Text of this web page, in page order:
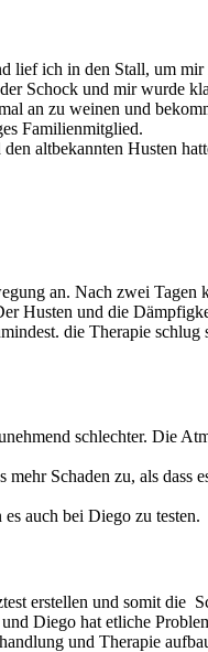
ich in den Stall, um
Schock und mir wurde
an zu weinen und
Familienmitglied.
altbekannten Husten
an. Nach zwei
Husten und die
die Therapie
schlechter. Die
Schaden zu, als
auch bei Diego zu testen.
erstellen und somit
Diego hat etliche
und Therapie